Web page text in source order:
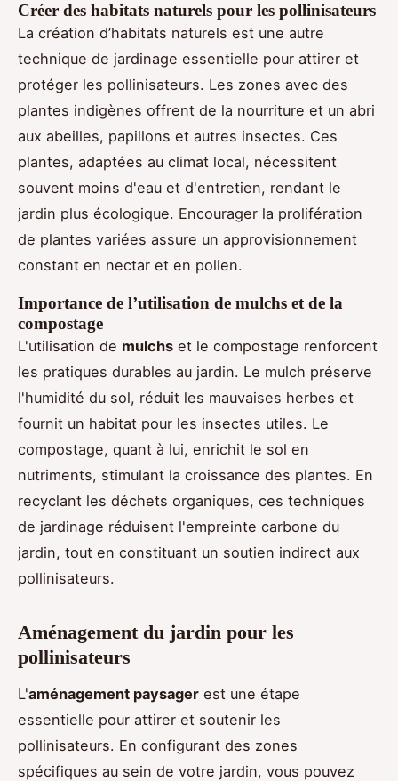
Créer des habitats naturels pour les pollinisateurs
La création d’habitats naturels est une autre
technique de jardinage essentielle pour attirer et
protéger les pollinisateurs. Les zones avec des
plantes indigènes offrent de la nourriture et un abri
aux abeilles, papillons et autres insectes. Ces
plantes, adaptées au climat local, nécessitent
souvent moins d'eau et d'entretien, rendant le
jardin plus écologique. Encourager la prolifération
de plantes variées assure un approvisionnement
constant en nectar et en pollen.
Importance de l’utilisation de mulchs et de la
compostage
L'utilisation de mulchs et le compostage renforcent
les pratiques durables au jardin. Le mulch préserve
l'humidité du sol, réduit les mauvaises herbes et
fournit un habitat pour les insectes utiles. Le
compostage, quant à lui, enrichit le sol en
nutriments, stimulant la croissance des plantes. En
recyclant les déchets organiques, ces techniques
de jardinage réduisent l'empreinte carbone du
jardin, tout en constituant un soutien indirect aux
pollinisateurs.
Aménagement du jardin pour les
pollinisateurs
L'aménagement paysager est une étape
essentielle pour attirer et soutenir les
pollinisateurs. En configurant des zones
spécifiques au sein de votre jardin, vous pouvez